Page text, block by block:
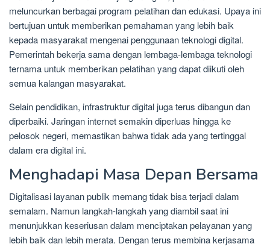
meluncurkan berbagai program pelatihan dan edukasi. Upaya ini
bertujuan untuk memberikan pemahaman yang lebih baik
kepada masyarakat mengenai penggunaan teknologi digital.
Pemerintah bekerja sama dengan lembaga-lembaga teknologi
ternama untuk memberikan pelatihan yang dapat diikuti oleh
semua kalangan masyarakat.
Selain pendidikan, infrastruktur digital juga terus dibangun dan
diperbaiki. Jaringan internet semakin diperluas hingga ke
pelosok negeri, memastikan bahwa tidak ada yang tertinggal
dalam era digital ini.
Menghadapi Masa Depan Bersama
Digitalisasi layanan publik memang tidak bisa terjadi dalam
semalam. Namun langkah-langkah yang diambil saat ini
menunjukkan keseriusan dalam menciptakan pelayanan yang
lebih baik dan lebih merata. Dengan terus membina kerjasama